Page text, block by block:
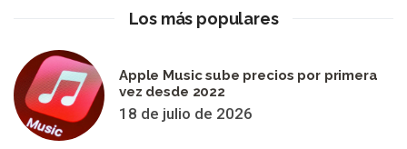
Los más populares
Apple Music sube precios por primera
vez desde 2022
18 de julio de 2026